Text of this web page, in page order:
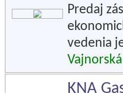
Predaj
vedenia
KNA